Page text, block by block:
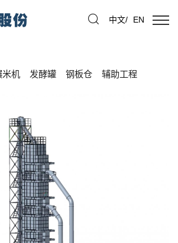
中文/ EN
米机 发酵罐 钢板仓 辅助工程